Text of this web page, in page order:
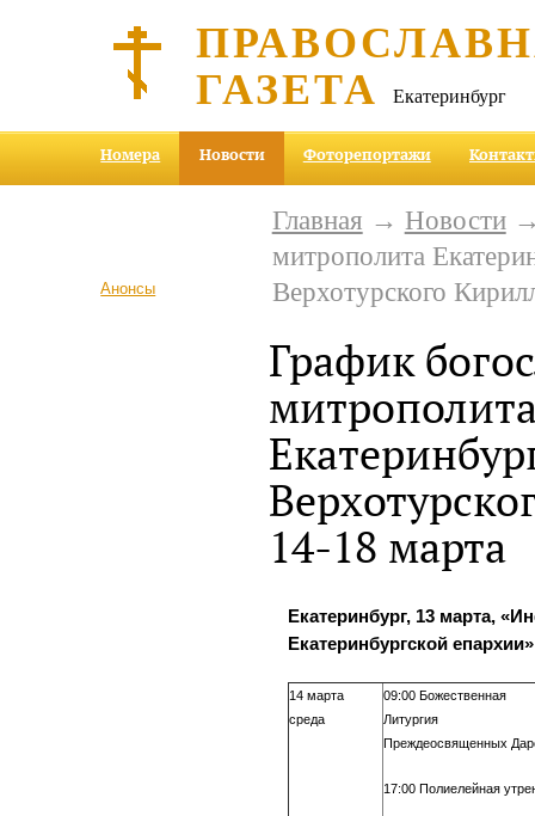
ГАЗЕТА Екатеринбург
Номера Новости Фоторепортажи
Анонсы
Главная → Новости→
митрополита
Верхотурского
График
14-18 марта
Екатеринбург, 13 марта,
Екатеринбургской
14 марта
среда
09:00 Божественная
Литургия
Преждеосвященных
17:00 Полиелейная